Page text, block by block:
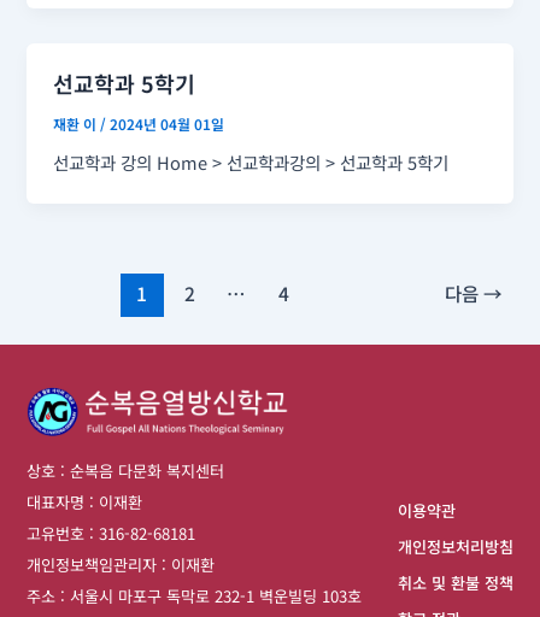
선교학과 5학기
재환 이 /2024년 04월 01일
선교학과 강의 Home > 선교학과강의 > 선교학과 5학기
1 2 … 4 다음→
상호 : 순복음 다문화 복지센터
대표자명 : 이재환
고유번호 : 316-82-68181
개인정보책임관리자 : 이재환
주소 : 서울시 마포구 독막로 232-1 벽운빌딩 103호
이용약관
개인정보처리방침
취소 및 환불 정책